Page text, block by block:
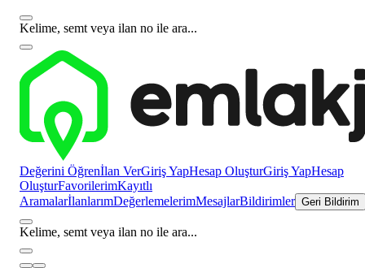
Kelime, semt veya ilan no ile ara...
Değerini Öğrenİlan VerGiriş YapHesap OluşturGiriş YapHesap
OluşturFavorilerimKayıtlı
AramalarİlanlarımDeğerlemelerimMesajlarBildirimler Geri Bildirim
Kelime, semt veya ilan no ile ara...